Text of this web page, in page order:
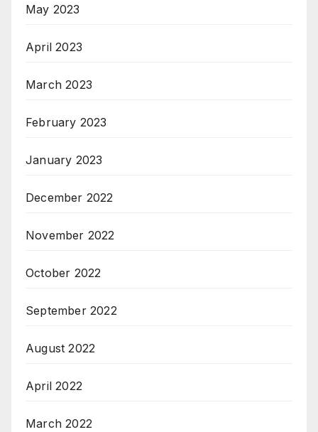
May 2023
April 2023
March 2023
February 2023
January 2023
December 2022
November 2022
October 2022
September 2022
August 2022
April 2022
March 2022